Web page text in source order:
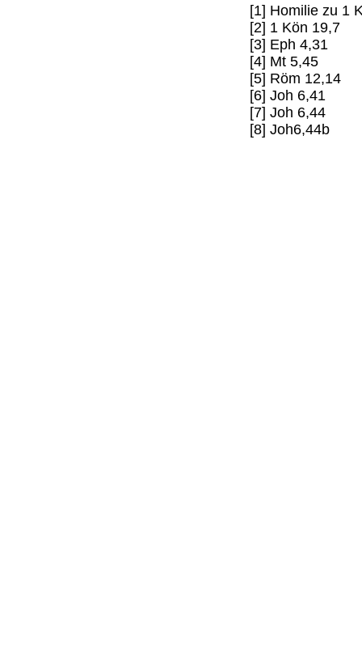
[1] Homilie zu 1
[2] 1 Kön 19,7
[3] Eph 4,31
[4] Mt 5,45
[5] Röm 12,14
[6] Joh 6,41
[7] Joh 6,44
[8] Joh6,44b